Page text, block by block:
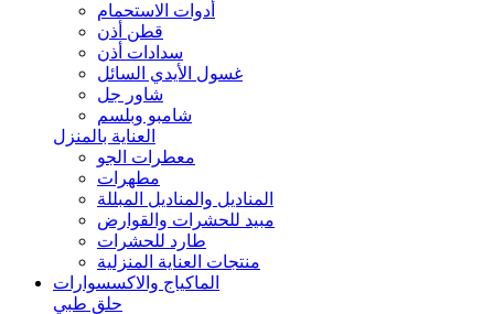
أدوات الاستحمام
قطن أذن
سدادات أذن
غسول الأيدي السائل
شاور جل
شامبو وبلسم
العناية بالمنزل
معطرات الجو
مطهرات
المناديل والمناديل المبللة
مبيد للحشرات والقوارض
طارد للحشرات
منتجات العناية المنزلية
الماكياج والاكسسوارات
حلق طبي